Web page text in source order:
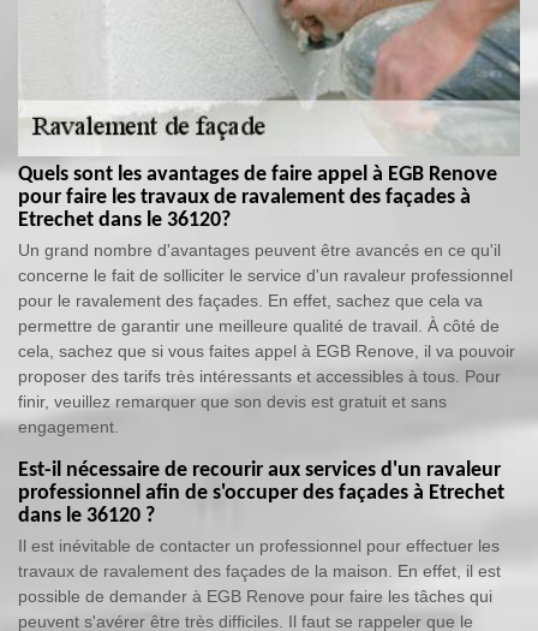
Quels sont les avantages de faire appel à EGB Renove
pour faire les travaux de ravalement des façades à
Etrechet dans le 36120?
Un grand nombre d'avantages peuvent être avancés en ce qu'il
concerne le fait de solliciter le service d'un ravaleur professionnel
pour le ravalement des façades. En effet, sachez que cela va
permettre de garantir une meilleure qualité de travail. À côté de
cela, sachez que si vous faites appel à EGB Renove, il va pouvoir
proposer des tarifs très intéressants et accessibles à tous. Pour
finir, veuillez remarquer que son devis est gratuit et sans
engagement.
Est-il nécessaire de recourir aux services d'un ravaleur
professionnel afin de s'occuper des façades à Etrechet
dans le 36120 ?
Il est inévitable de contacter un professionnel pour effectuer les
travaux de ravalement des façades de la maison. En effet, il est
possible de demander à EGB Renove pour faire les tâches qui
peuvent s'avérer être très difficiles. Il faut se rappeler que le